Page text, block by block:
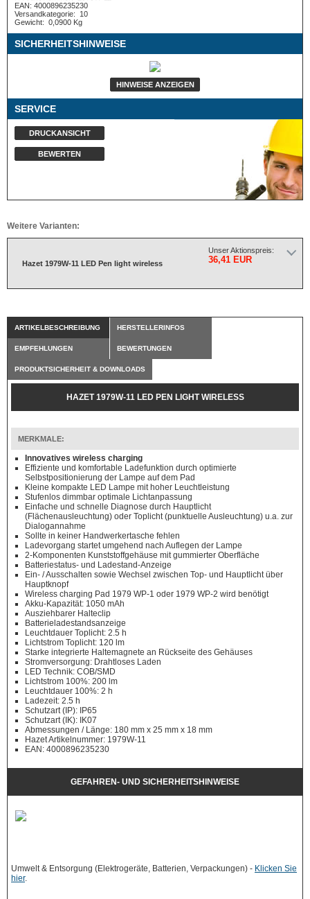
EAN: 4000896235230
Versandkategorie:
10
Gewicht: 0,0900 Kg
SICHERHEITSHINWEISE
HINWEISE ANZEIGEN
SERVICE
DRUCKANSICHT
BEWERTEN
Weitere Varianten:
Hazet 1979W-11 LED Pen light wireless
Unser Aktionspreis:
36,41 EUR
ARTIKELBESCHREIBUNG HERSTELLERINFOS
EMPFEHLUNGEN BEWERTUNGEN
PRODUKTSICHERHEIT & DOWNLOADS
HAZET 1979W-11 LED PEN LIGHT WIRELESS
MERKMALE:
Innovatives wireless charging
Effiziente und komfortable Ladefunktion durch optimierte
Selbstpositionierung der Lampe auf dem Pad
Kleine kompakte LED Lampe mit hoher Leuchtleistung
Stufenlos dimmbar optimale Lichtanpassung
Einfache und schnelle Diagnose durch Hauptlicht
(Flächenausleuchtung) oder Toplicht (punktuelle Ausleuchtung) u.a. zur
Dialogannahme
Sollte in keiner Handwerkertasche fehlen
Ladevorgang startet umgehend nach Auflegen der Lampe
2-Komponenten Kunststoffgehäuse mit gummierter Oberfläche
Batteriestatus- und Ladestand-Anzeige
Ein- / Ausschalten sowie Wechsel zwischen Top- und Hauptlicht über
Hauptknopf
Wireless charging Pad 1979 WP-1 oder 1979 WP-2 wird benötigt
Akku-Kapazität: 1050 mAh
Ausziehbarer Halteclip
Batterieladestandsanzeige
Leuchtdauer Toplicht: 2.5 h
Lichtstrom Toplicht: 120 lm
Starke integrierte Haltemagnete an Rückseite des Gehäuses
Stromversorgung: Drahtloses Laden
LED Technik: COB/SMD
Lichtstrom 100%: 200 lm
Leuchtdauer 100%: 2 h
Ladezeit: 2.5 h
Schutzart (IP): IP65
Schutzart (IK): IK07
Abmessungen / Länge: 180 mm x 25 mm x 18 mm
Hazet Artikelnummer: 1979W-11
EAN: 4000896235230
GEFAHREN- UND SICHERHEITSHINWEISE
Umwelt & Entsorgung (Elektrogeräte, Batterien, Verpackungen) - Klicken Sie
hier.